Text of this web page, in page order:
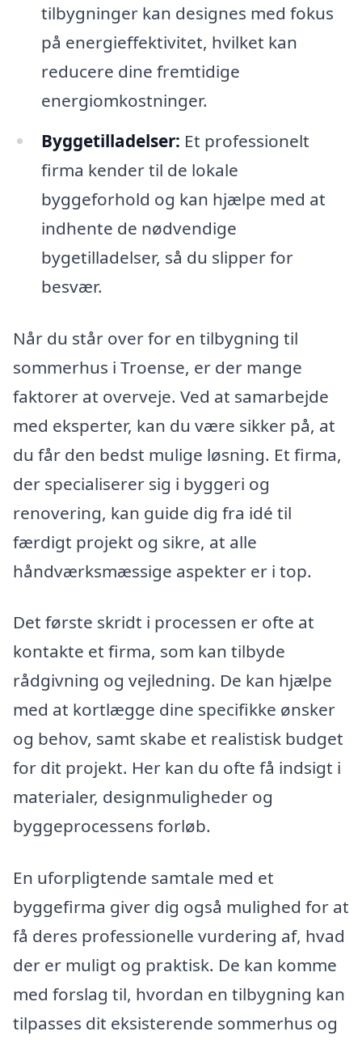
tilbygninger kan designes med fokus
på energieffektivitet, hvilket kan
reducere dine fremtidige
energiomkostninger.
Byggetilladelser: Et professionelt
firma kender til de lokale
byggeforhold og kan hjælpe med at
indhente de nødvendige
bygetilladelser, så du slipper for
besvær.
Når du står over for en tilbygning til
sommerhus i Troense, er der mange
faktorer at overveje. Ved at samarbejde
med eksperter, kan du være sikker på, at
du får den bedst mulige løsning. Et firma,
der specialiserer sig i byggeri og
renovering, kan guide dig fra idé til
færdigt projekt og sikre, at alle
håndværksmæssige aspekter er i top.
Det første skridt i processen er ofte at
kontakte et firma, som kan tilbyde
rådgivning og vejledning. De kan hjælpe
med at kortlægge dine specifikke ønsker
og behov, samt skabe et realistisk budget
for dit projekt. Her kan du ofte få indsigt i
materialer, designmuligheder og
byggeprocessens forløb.
En uforpligtende samtale med et
byggefirma giver dig også mulighed for at
få deres professionelle vurdering af, hvad
der er muligt og praktisk. De kan komme
med forslag til, hvordan en tilbygning kan
tilpasses dit eksisterende sommerhus og